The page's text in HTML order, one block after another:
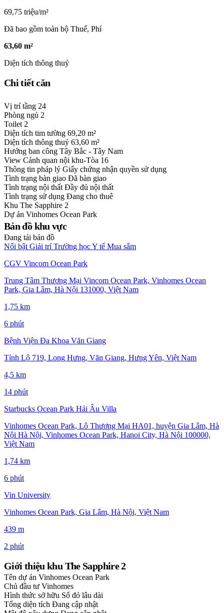
69,75 triệu/m²
Đã bao gồm toàn bộ Thuế, Phí
63,60 m²
Diện tích thông thuỷ
Chi tiết căn
Vị trí tầng 24
Phòng ngủ 2
Toilet 2
Diện tích tim tường 69,20 m²
Diện tích thông thuỷ 63,60 m²
Hướng ban công Tây Bắc - Tây Nam
View Cảnh quan nội khu-Tòa 16
Thông tin pháp lý Giấy chứng nhận quyền sử dụng
Tình trạng bàn giao Đã bàn giao
Tình trạng nội thất Đầy đủ nội thất
Tình trạng sử dụng Đang cho thuê
Khu The Sapphire 2
Dự án Vinhomes Ocean Park
Bản đồ khu vực
Đang tải bản đồ
Nổi bật Giải trí Trường họcY tế Mua sắm
CGV Vincom Ocean Park
Trung Tâm Thương Mại Vincom Ocean Park, Vinhomes Ocean
Park, Gia Lâm, Hà Nội 131000, Việt Nam
1,75 km
6 phút
Bệnh Viện Đa Khoa Văn Giang
Tỉnh Lộ 719, Long Hưng, Văn Giang, Hưng Yên, Việt Nam
4,5 km
14 phút
Starbucks Ocean Park Hải Âu Villa
Vinhomes Ocean Park, Lô Thương Mại HA01, huyện Gia Lâm, Hà
Nội Hà Nội, Vinhomes Ocean Park, Hanoi City, Hà Nội 100000,
Việt Nam
1,74 km
6 phút
Vin University
Vinhomes Ocean Park, Gia Lâm, Hà Nội, Việt Nam
439 m
2 phút
Giới thiệu khu The Sapphire 2
Tên dự án Vinhomes Ocean Park
Chủ đầu tư Vinhomes
Hình thức sở hữu Sổ đỏ lâu dài
Tổng diện tích Đang cập nhật